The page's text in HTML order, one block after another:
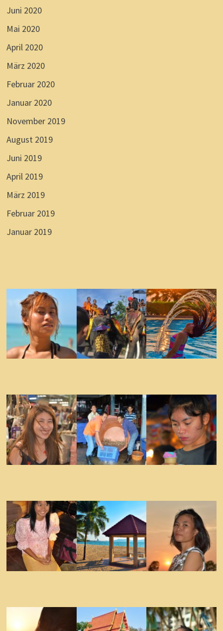
Juni 2020
Mai 2020
April 2020
März 2020
Februar 2020
Januar 2020
November 2019
August 2019
Juni 2019
April 2019
März 2019
Februar 2019
Januar 2019